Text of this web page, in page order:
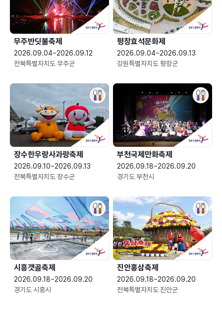
무주반딧불축제
2026.09.04~2026.09.12
전북특별자치도 무주군
평창효석문화제
2026.09.04~2026.09.13
강원특별자치도 평창군
장수한우랑사과랑축제
2026.09.10~2026.09.13
전북특별자치도 장수군
부천국제만화축제
2026.09.18~2026.09.20
경기도 부천시
시흥갯골축제
2026.09.18~2026.09.20
경기도 시흥시
진안홍삼축제
2026.09.18~2026.09.20
전북특별자치도 진안군